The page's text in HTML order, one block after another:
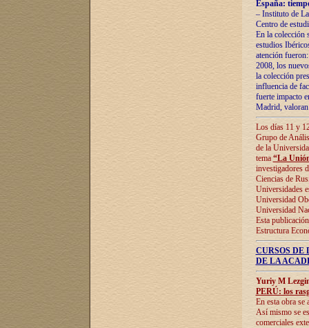
España:
– Instituto de
Centro de
En la colección
estudios
atención
2008, los
la colección
influencia de
fuerte impacto
Madrid,
Los días 11 y
Grupo de
de la
tema “La
investigadores
Ciencias de
Universidades
Universidad
Universidad
Esta
Estructura
CURSOS
DE LA
Yuriy M
PERÚ: los
En esta obra se
Así mismo se
comerciales